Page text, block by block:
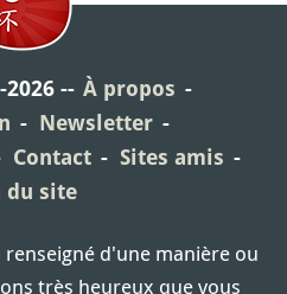
À propos
Newsletter
Contact
Sites amis
du site
renseigné d'une manière ou
très heureux que vous